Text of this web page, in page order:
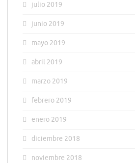
julio 2019
junio 2019
mayo 2019
abril 2019
marzo 2019
febrero 2019
enero 2019
diciembre 2018
noviembre 2018